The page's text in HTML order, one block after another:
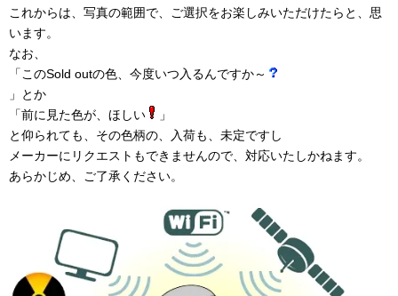
これからは、写真の範囲で、ご選択をお楽しみいただけたらと、思
います。
なお、
「このSold outの色、今度いつ入るんですか～
」とか
「前に見た色が、ほしい
」
と仰られても、その色柄の、入荷も、未定ですし
メーカーにリクエストもできませんので、対応いたしかねます。
あらかじめ、ご了承ください。